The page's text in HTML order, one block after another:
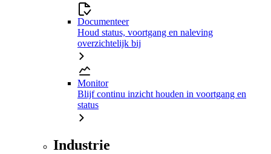
Documenteer
Houd status, voortgang en naleving
overzichtelijk bij
Monitor
Blijf continu inzicht houden in voortgang en
status
Industrie